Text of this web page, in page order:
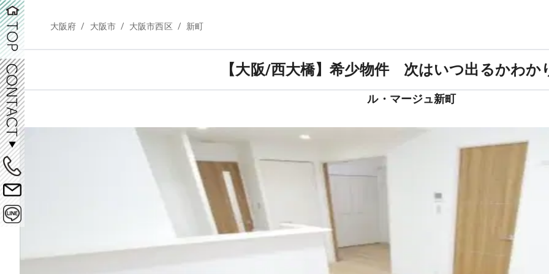
大阪府 / 大阪市 / 大阪市西区 / 新町
【大阪/西大橋】希少物件 次はいつ出るかわか
ル・マージュ新町